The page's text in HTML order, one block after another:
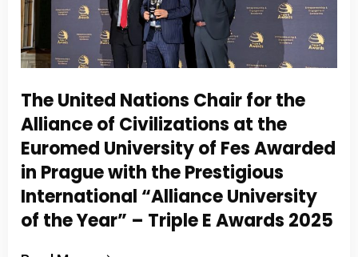
The United Nations Chair for the
Alliance of Civilizations at the
Euromed University of Fes Awarded
in Prague with the Prestigious
International “Alliance University
of the Year” – Triple E Awards 2025